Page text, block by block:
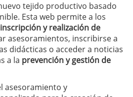
tejido productivo basado
Esta web permite a los
y realización de
asesoramientos, inscribirse a
didácticas o acceder a noticias
a la prevención y gestión de
asesoramiento y